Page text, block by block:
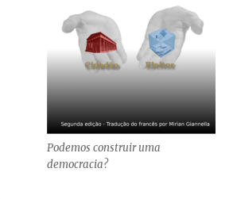
Podemos construir uma
democracia?